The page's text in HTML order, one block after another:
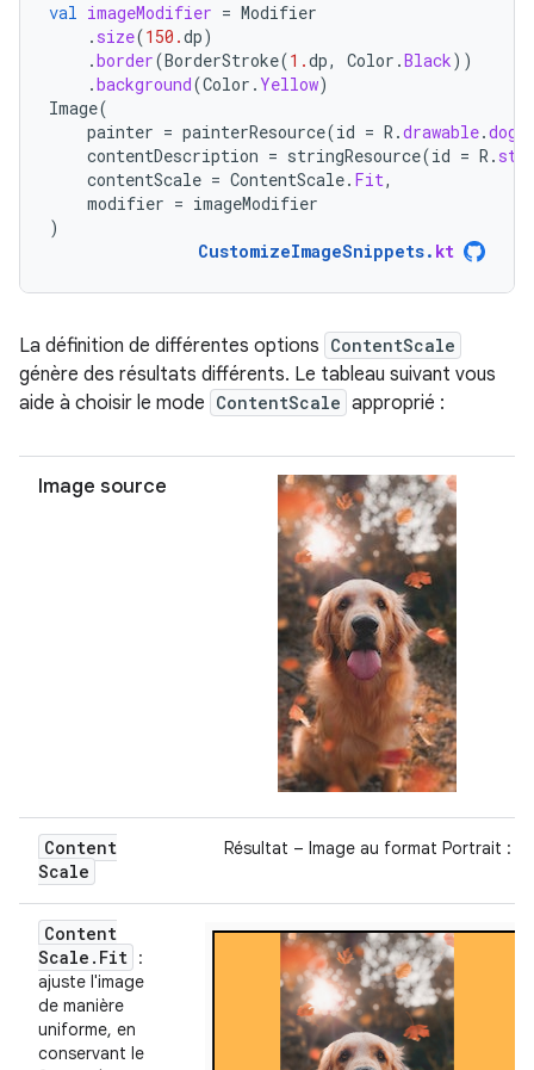
val imageModifier = Modifier
. size(150.dp)
.border(BorderStroke(1.dp, Color .Black))
.background(Color . Yellow)
Image(
painter = painterResource(id = R .drawable.dog
contentDescription = stringResource(id = R .
contentScale = ContentScale. Fit,
modifier = imageModifier
)
CustomizeImageSnippets. kt
La définition de différentes options ContentScale
génère des résultats différents. Le tableau suivant vous
aide à choisir le mode ContentScale approprié :
Image source
Content
Scale
Résultat – Image au format Portrait :
Content
Scale . Fit :
ajuste l'image
de manière
uniforme, en
conservant le